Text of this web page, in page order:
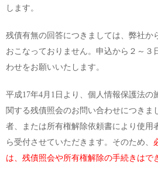
します。
残債有無の回答につきましては、弊社か
おこなっておりません。申込から２～３
わせをお願いいたします。
平成17年4月1日より、個人情報保護法の
関する残債照会のお問い合わせにつきま
者、または所有権解除依頼書により使用
ら受付させていただきます。そのため、
は、残債照会や所有権解除の手続きはで